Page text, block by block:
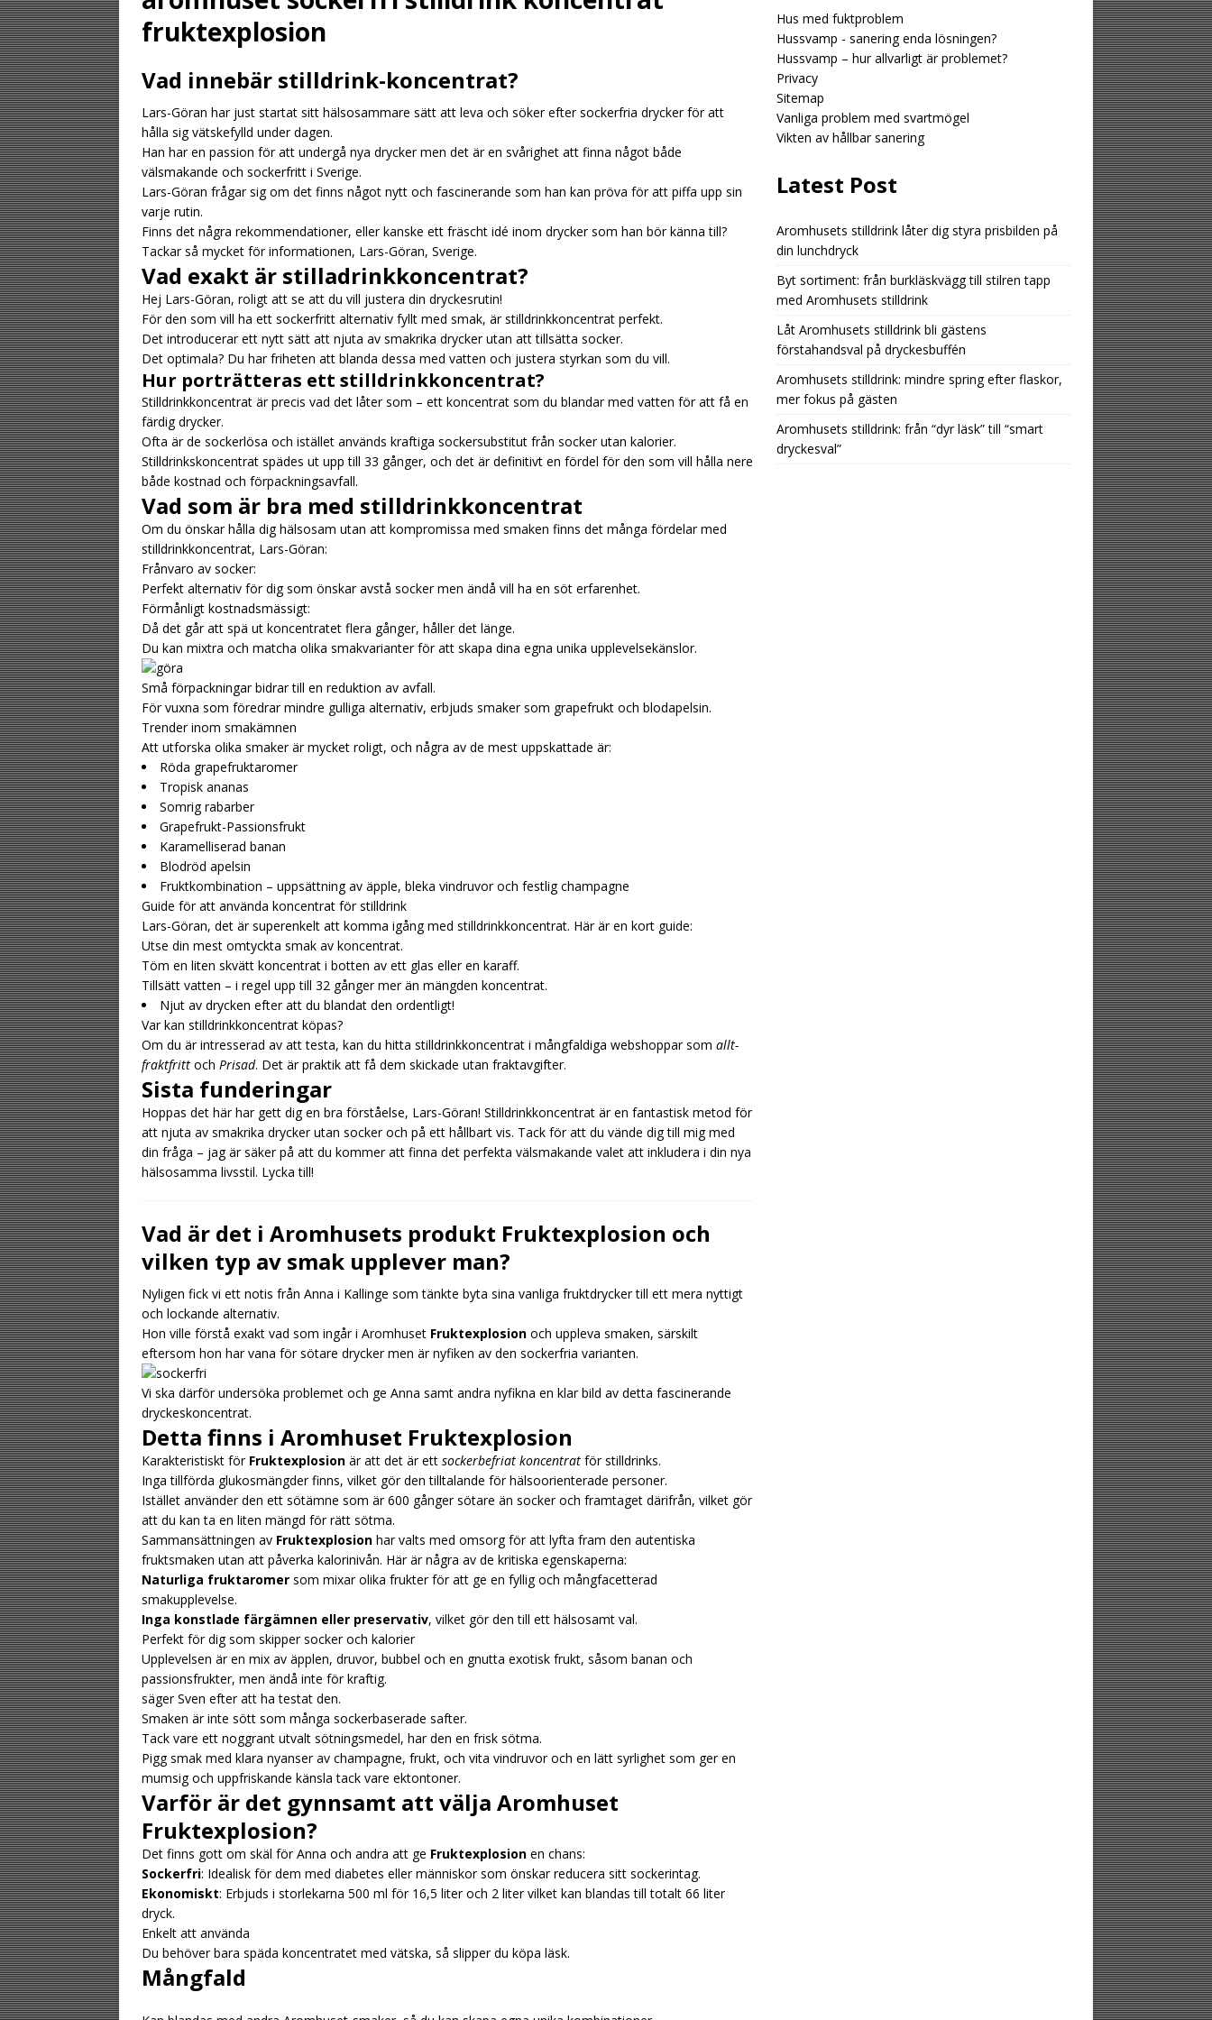
[ August 1, 2026 ] Aromhusets stilldrink: från “dyr läsk” till “smart dryckesval”
UNCATEGORIZED
[ August 6, 2026 ]
UNCATEGORIZED
fruktexplosion
Vad innebär stilldrink-koncentrat?
Lars-Göran har just startat sitt hälsosammare sätt att leva och söker efter sockerfria drycker för att
hålla sig vätskefylld under dagen.
Han har en passion för att undergå nya drycker men det är en svårighet att finna något både
välsmakande och sockerfritt i Sverige.
Lars-Göran frågar sig om det finns något nytt och fascinerande som han kan pröva för att piffa upp sin
varje rutin.
Finns det några rekommendationer, eller kanske ett fräscht idé inom drycker som han bör känna till?
Tackar så mycket för informationen, Lars-Göran, Sverige.
Vad exakt är stilladrinkkoncentrat?
Hej Lars-Göran, roligt att se att du vill justera din dryckesrutin!
För den som vill ha ett sockerfritt alternativ fyllt med smak, är stilldrinkkoncentrat perfekt.
Det introducerar ett nytt sätt att njuta av smakrika drycker utan att tillsätta socker.
Det optimala? Du har friheten att blanda dessa med vatten och justera styrkan som du vill.
Hur porträtteras ett stilldrinkkoncentrat?
Stilldrinkkoncentrat är precis vad det låter som – ett koncentrat som du blandar med vatten för att få en
färdig drycker.
Ofta är de sockerlösa och istället används kraftiga sockersubstitut från socker utan kalorier.
Stilldrinkskoncentrat spädes ut upp till 33 gånger, och det är definitivt en fördel för den som vill hålla nere
både kostnad och förpackningsavfall.
Vad som är bra med stilldrinkkoncentrat
Om du önskar hålla dig hälsosam utan att kompromissa med smaken finns det många fördelar med
stilldrinkkoncentrat, Lars-Göran:
Frånvaro av socker:
Perfekt alternativ för dig som önskar avstå socker men ändå vill ha en söt erfarenhet.
Förmånligt kostnadsmässigt:
Då det går att spä ut koncentratet flera gånger, håller det länge.
Du kan mixtra och matcha olika smakvarianter för att skapa dina egna unika upplevelsekänslor.
Små förpackningar bidrar till en reduktion av avfall.
För vuxna som föredrar mindre gulliga alternativ, erbjuds smaker som grapefrukt och blodapelsin.
Trender inom smakämnen
Att utforska olika smaker är mycket roligt, och några av de mest uppskattade är:
Röda grapefruktaromer
Tropisk ananas
Somrig rabarber
Grapefrukt-Passionsfrukt
Karamelliserad banan
Blodröd apelsin
Fruktkombination – uppsättning av äpple, bleka vindruvor och festlig champagne
Guide för att använda koncentrat för stilldrink
Lars-Göran, det är superenkelt att komma igång med stilldrinkkoncentrat. Här är en kort guide:
Utse din mest omtyckta smak av koncentrat.
Töm en liten skvätt koncentrat i botten av ett glas eller en karaff.
Tillsätt vatten – i regel upp till 32 gånger mer än mängden koncentrat.
Njut av drycken efter att du blandat den ordentligt!
Var kan stilldrinkkoncentrat köpas?
Om du är intresserad av att testa, kan du hitta stilldrinkkoncentrat i mångfaldiga webshoppar som allt-
fraktfritt och Prisad. Det är praktik att få dem skickade utan fraktavgifter.
Sista funderingar
Hoppas det här har gett dig en bra förståelse, Lars-Göran! Stilldrinkkoncentrat är en fantastisk metod för
att njuta av smakrika drycker utan socker och på ett hållbart vis. Tack för att du vände dig till mig med
din fråga – jag är säker på att du kommer att finna det perfekta välsmakande valet att inkludera i din nya
hälsosamma livsstil. Lycka till!
Vad är det i Aromhusets produkt Fruktexplosion och
vilken typ av smak upplever man?
Nyligen fick vi ett notis från Anna i Kallinge som tänkte byta sina vanliga fruktdrycker till ett mera nyttigt
och lockande alternativ.
Hon ville förstå exakt vad som ingår i Aromhuset Fruktexplosion och uppleva smaken, särskilt
eftersom hon har vana för sötare drycker men är nyfiken av den sockerfria varianten.
Vi ska därför undersöka problemet och ge Anna samt andra nyfikna en klar bild av detta fascinerande
dryckeskoncentrat.
Detta finns i Aromhuset Fruktexplosion
Karakteristiskt för Fruktexplosion är att det är ett sockerbefriat koncentrat för stilldrinks.
Inga tillförda glukosmängder finns, vilket gör den tilltalande för hälsoorienterade personer.
Istället använder den ett sötämne som är 600 gånger sötare än socker och framtaget därifrån, vilket gör
att du kan ta en liten mängd för rätt sötma.
Sammansättningen av Fruktexplosion har valts med omsorg för att lyfta fram den autentiska
fruktsmaken utan att påverka kalorinivån. Här är några av de kritiska egenskaperna:
Naturliga fruktaromer som mixar olika frukter för att ge en fyllig och mångfacetterad
smakupplevelse.
Inga konstlade färgämnen eller preservativ, vilket gör den till ett hälsosamt val.
Perfekt för dig som skipper socker och kalorier
Upplevelsen är en mix av äpplen, druvor, bubbel och en gnutta exotisk frukt, såsom banan och
passionsfrukter, men ändå inte för kraftig.
säger Sven efter att ha testat den.
Smaken är inte sött som många sockerbaserade safter.
Tack vare ett noggrant utvalt sötningsmedel, har den en frisk sötma.
Pigg smak med klara nyanser av champagne, frukt, och vita vindruvor och en lätt syrlighet som ger en
mumsig och uppfriskande känsla tack vare ektontoner.
Varför är det gynnsamt att välja Aromhuset
Fruktexplosion?
Det finns gott om skäl för Anna och andra att ge Fruktexplosion en chans:
Sockerfri: Idealisk för dem med diabetes eller människor som önskar reducera sitt sockerintag.
Ekonomiskt: Erbjuds i storlekarna 500 ml för 16,5 liter och 2 liter vilket kan blandas till totalt 66 liter
dryck.
Enkelt att använda
Du behöver bara späda koncentratet med vätska, så slipper du köpa läsk.
Mångfald
Hus med fuktproblem
Hussvamp - sanering enda lösningen?
Hussvamp – hur allvarligt är problemet?
Privacy
Sitemap
Vanliga problem med svartmögel
Vikten av hållbar sanering
Latest Post
Aromhusets stilldrink låter dig styra prisbilden på
din lunchdryck
Byt sortiment: från burkläskvägg till stilren tapp
med Aromhusets stilldrink
Låt Aromhusets stilldrink bli gästens
förstahandsval på dryckesbuffén
Aromhusets stilldrink: mindre spring efter flaskor,
mer fokus på gästen
Aromhusets stilldrink: från “dyr läsk” till “smart
dryckesval”